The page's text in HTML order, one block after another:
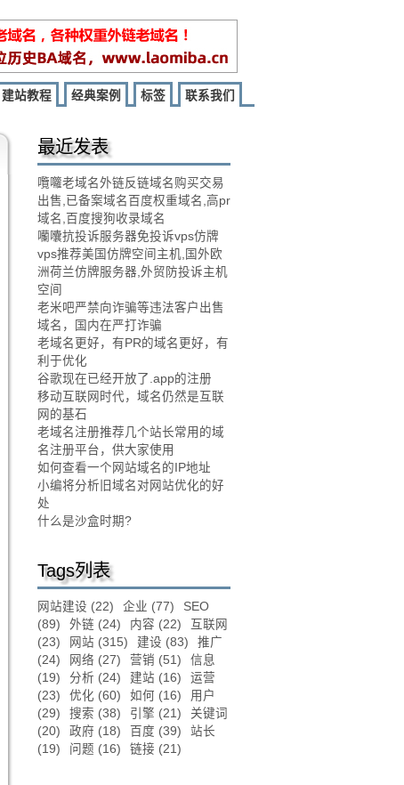
建站教程 经典案例 标签 联系我们
最近发表
囕囖老域名外链反链域名购买交易
出售,已备案域名百度权重域名,高pr
域名,百度搜狗收录域名
囒囔抗投诉服务器免投诉vps仿牌
vps推荐美国仿牌空间主机,国外欧
洲荷兰仿牌服务器,外贸防投诉主机
空间
老米吧严禁向诈骗等违法客户出售
域名，国内在严打诈骗
老域名更好，有PR的域名更好，有
利于优化
谷歌现在已经开放了.app的注册
移动互联网时代，域名仍然是互联
网的基石
老域名注册推荐几个站长常用的域
名注册平台，供大家使用
如何查看一个网站域名的IP地址
小编将分析旧域名对网站优化的好
处
什么是沙盒时期?
Tags列表
网站建设 (22) 企业 (77)
SEO
(89)
外链 (24) 内容 (22)
互联网
(23)
网站 (315) 建设 (83)
推广
(24)
网络 (27) 营销 (51)
信息
(19)
分析 (24) 建站 (16)
运营
(23)
优化 (60) 如何 (16)
用户
(29)
搜索 (38) 引擎 (21)
关键词
(20)
政府 (18) 百度 (39)
站长
(19)
问题 (16) 链接 (21)